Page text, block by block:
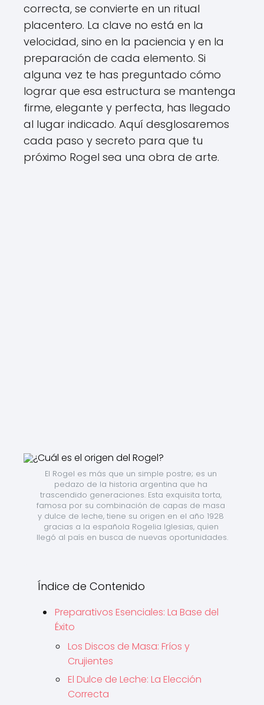
correcta, se convierte en un ritual
placentero. La clave no está en la
velocidad, sino en la paciencia y en la
preparación de cada elemento. Si
alguna vez te has preguntado cómo
lograr que esa estructura se mantenga
firme, elegante y perfecta, has llegado
al lugar indicado. Aquí desglosaremos
cada paso y secreto para que tu
próximo Rogel sea una obra de arte.
El Rogel es más que un simple postre; es un
pedazo de la historia argentina que ha
trascendido generaciones. Esta exquisita torta,
famosa por su combinación de capas de masa
y dulce de leche, tiene su origen en el año 1928
gracias a la española Rogelia Iglesias, quien
llegó al país en busca de nuevas oportunidades.
Índice de Contenido
Preparativos Esenciales: La Base del
Éxito
Los Discos de Masa: Fríos y
Crujientes
El Dulce de Leche: La Elección
Correcta